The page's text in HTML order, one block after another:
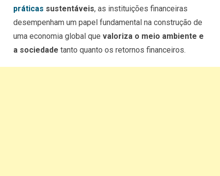
práticas sustentáveis, as instituições financeiras
desempenham um papel fundamental na construção de
uma economia global que valoriza o meio ambiente e
a sociedade tanto quanto os retornos financeiros.